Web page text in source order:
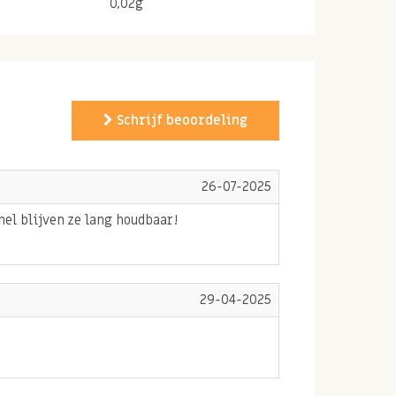
Schrijf beoordeling
26-07-2025
blijven ze lang houdbaar!
29-04-2025